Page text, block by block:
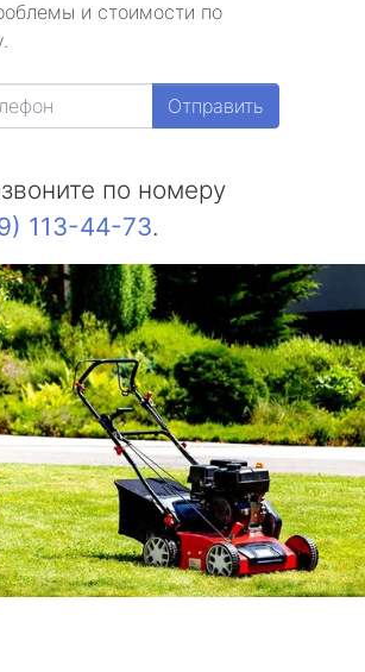
и стоимости по
Отправить
по номеру
113-44-73.